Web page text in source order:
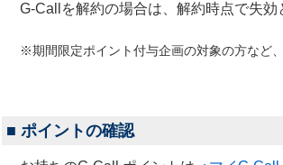
G-Callを解約の場合は、解約時点で失効
※期間限定ポイント付与企画の対象の方など
■ ポイントの確認